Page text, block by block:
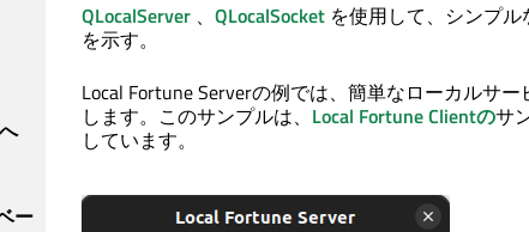
ー
QLocalServer 、 QLocalSocket を使用して、シンプ
を示す。
Local Fortune Serverの例では、簡単なローカルサ
します。このサンプルは、 Local Fortune Clientのサ
しています。